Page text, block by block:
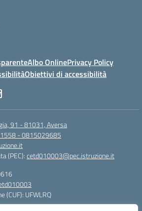
Albo OnlinePrivacy Policy
Obiettivi di accessibilità
91 - 81031, Aversa
- 0815029685
(PEC):cetd010003@pec.istruzione.it
(CUF): UFWLRQ